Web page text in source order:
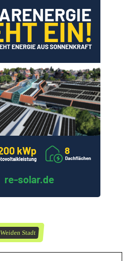
Weiden Stadt